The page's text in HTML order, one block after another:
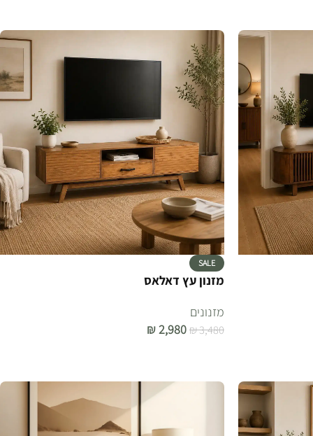
SALE
מזנון עץ דאלאס
מזנונים
₪3,480
₪2,980